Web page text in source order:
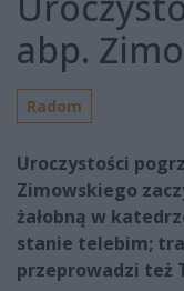
abp.
Radom
Uroczystości
Zimowskiego
żałobną w
stanie telebim;
przeprowadzi też